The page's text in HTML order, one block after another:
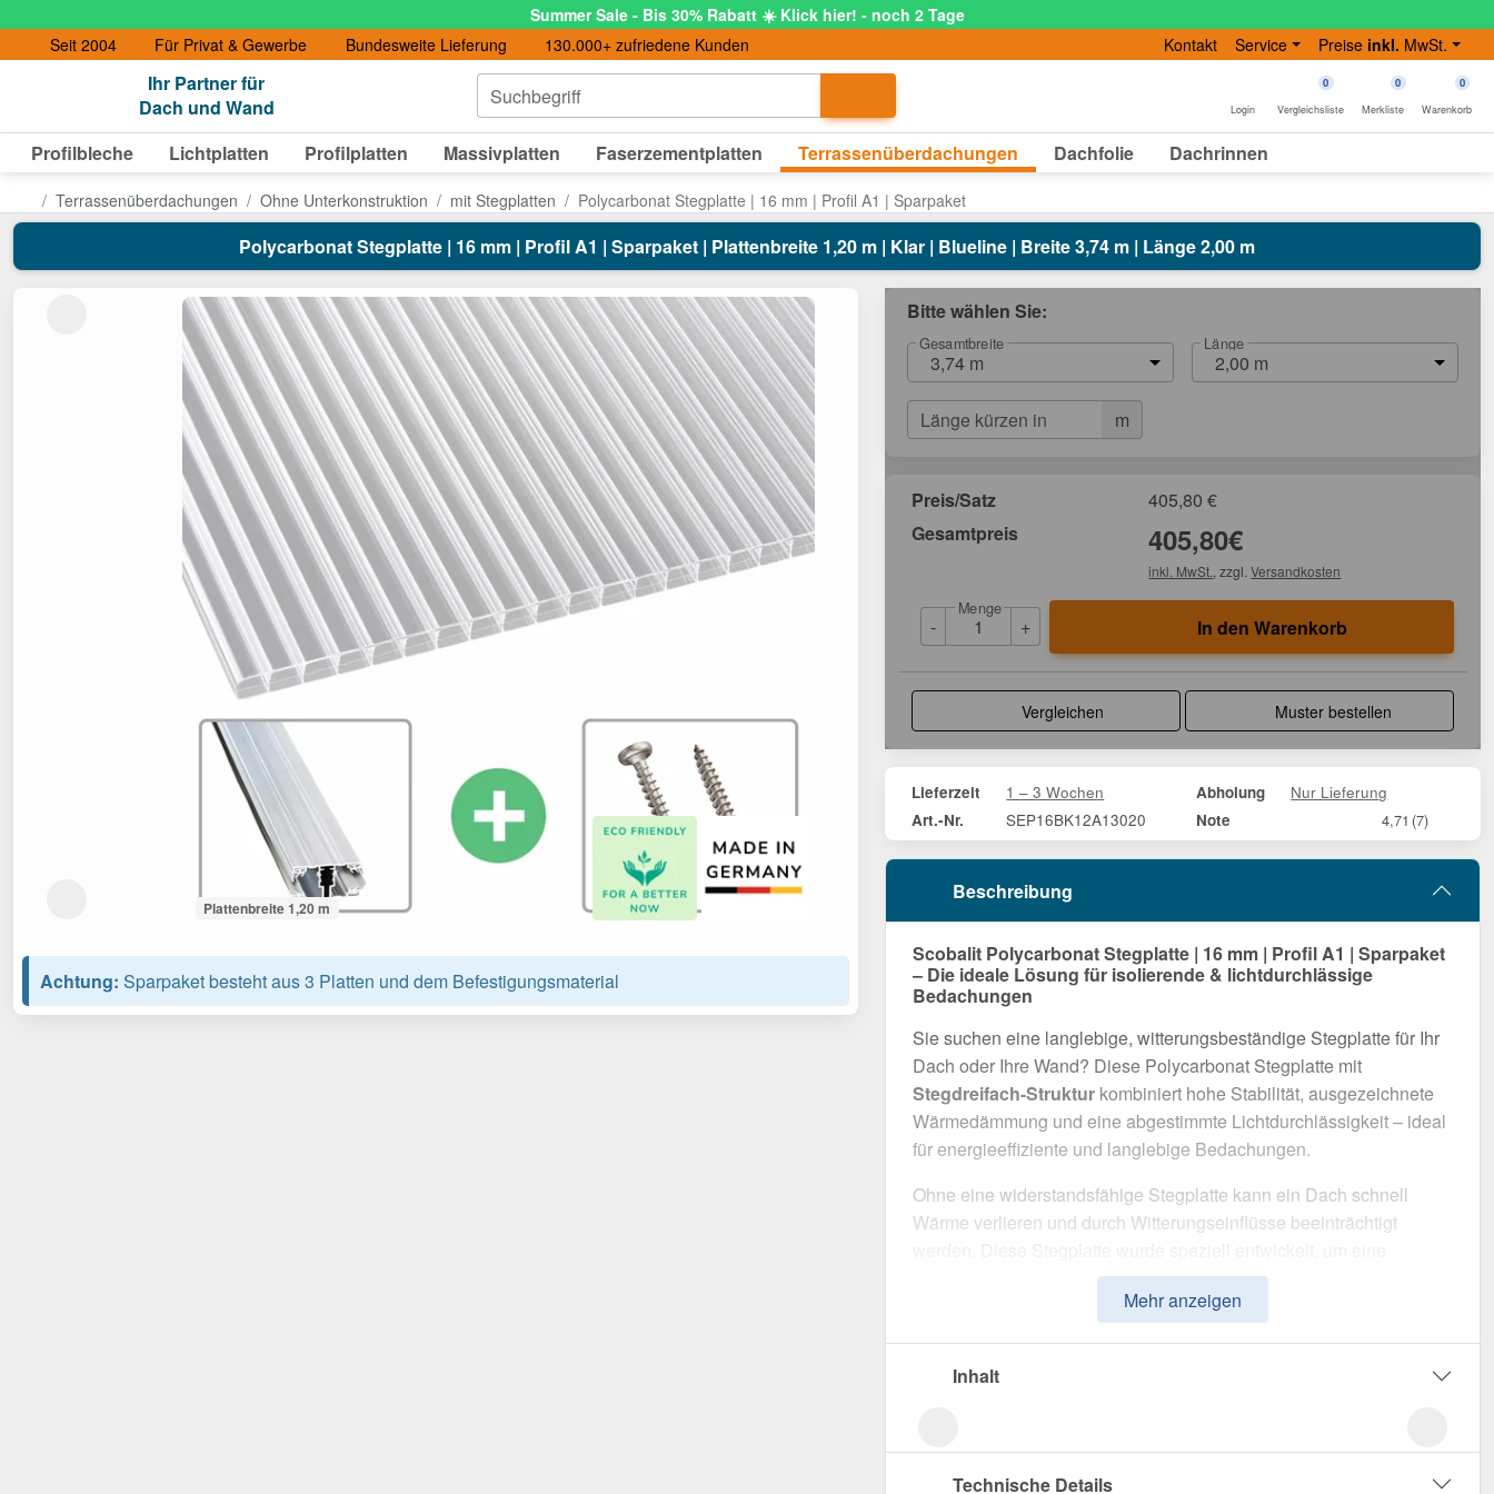
Summer Sale - Bis 30% Rabatt ☀️ Klick hier! - noch 2 Tage
Seit 2004
Für Privat & Gewerbe Bundesweite Lieferung 130.000+ zufriedene Kunden Kontakt Service Preise inkl. MwSt.
Ihr Partner für
Dach und Wand
Suchbegriff
Login
0
Vergleichsliste
0
Merkliste
0
Warenkorb
Profilbleche Lichtplatten Profilplatten Massivplatten Faserzementplatten Terrassenüberdachungen Dachfolie Dachrinnen
Terrassenüberdachungen Ohne Unterkonstruktion mit Stegplatten Polycarbonat Stegplatte | 16 mm | Profil A1 | Sparpaket
Polycarbonat Stegplatte | 16 mm | Profil A1 | Sparpaket | Plattenbreite 1,20 m | Klar | Blueline | Breite 3,74 m | Länge 2,00 m
Plattenbreite 1,20 m
Achtung: Sparpaket besteht aus 3 Platten und dem Befestigungsmaterial
Bitte wählen Sie:
Gesamtbreite
3,74 m
Länge
2,00 m
m
Länge kürzen in
Preis/Satz 405,80 €
Gesamtpreis
405,80€
inkl. MwSt. , zzgl.Versandkosten
-
Menge
+ In den Warenkorb
Vergleichen Muster bestellen
Lieferzeit 1 – 3 Wochen Abholung Nur Lieferung
Art.-Nr. SEP16BK12A13020 Note 4,71 (7)
Beschreibung
Scobalit Polycarbonat Stegplatte | 16 mm | Profil A1 | Sparpaket
– Die ideale Lösung für isolierende & lichtdurchlässige
Bedachungen
Sie suchen eine langlebige, witterungsbeständige Stegplatte für Ihr
Dach oder Ihre Wand? Diese Polycarbonat Stegplatte mit
Stegdreifach-Struktur kombiniert hohe Stabilität, ausgezeichnete
Wärmedämmung und eine abgestimmte Lichtdurchlässigkeit – ideal
für energieeffiziente und langlebige Bedachungen.
Ohne eine widerstandsfähige Stegplatte kann ein Dach schnell
Wärme verlieren und durch Witterungseinflüsse beeinträchtigt
robuste und langlebige Lösung für lichtdurchlässige,
wärmedämmende Überdachungenzu bieten. Sie überzeugt durch
Mehr anzeigen
Inhalt
Technische Details